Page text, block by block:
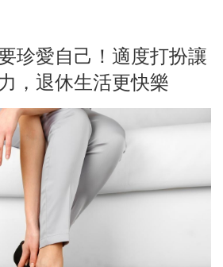
珍愛自己！適度打扮讓
，退休生活更快樂